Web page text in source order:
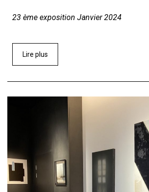
23 ème exposition Janvier 2024
Lire plus